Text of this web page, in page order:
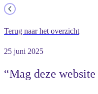
Terug naar het overzicht
25 juni 2025
“Mag deze